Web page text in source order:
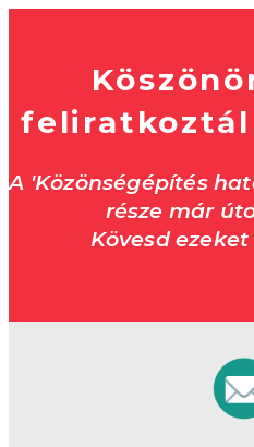
feliratkoztál
A 'Közönségépítés
része már
Kövesd